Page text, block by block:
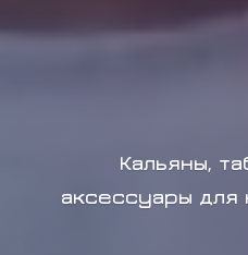
Кальяны,
аксессуары для